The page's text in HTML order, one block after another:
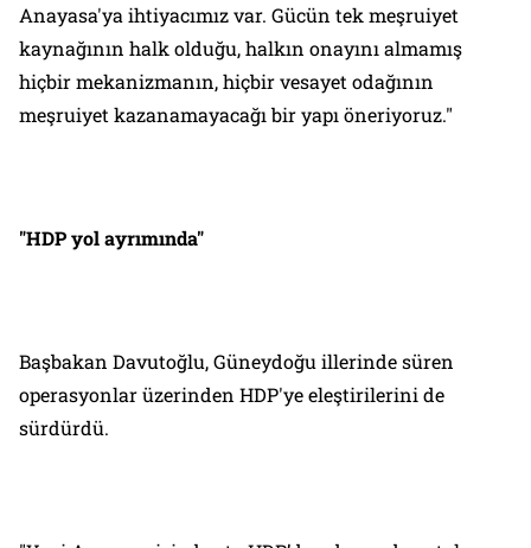
Anayasa'ya ihtiyacımız var. Gücün tek meşruiyet
kaynağının halk olduğu, halkın onayını almamış
hiçbir mekanizmanın, hiçbir vesayet odağının
meşruiyet kazanamayacağı bir yapı öneriyoruz."
"HDP yol ayrımında"
Başbakan Davutoğlu, Güneydoğu illerinde süren
operasyonlar üzerinden HDP'ye eleştirilerini de
sürdürdü.